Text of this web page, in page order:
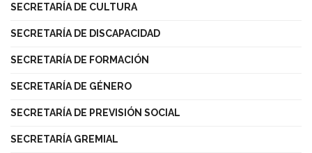
SECRETARÍA DE CULTURA
SECRETARÍA DE DISCAPACIDAD
SECRETARÍA DE FORMACIÓN
SECRETARÍA DE GÉNERO
SECRETARÍA DE PREVISIÓN SOCIAL
SECRETARÍA GREMIAL